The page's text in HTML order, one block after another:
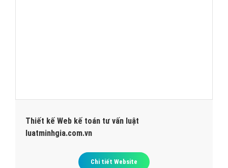
Thiết kế Web kế toán tư vấn luật
luatminhgia.com.vn
Chi tiết Website